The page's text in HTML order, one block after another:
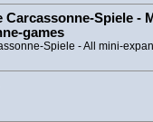
Spiele -
games
Spiele - All mini-